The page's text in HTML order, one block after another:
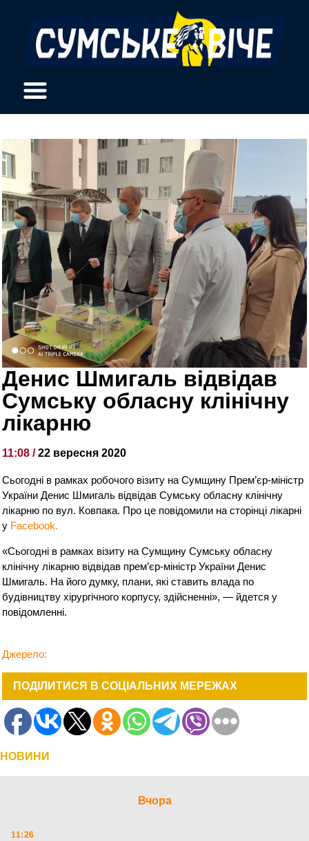
Денис Шмигаль відвідав
Сумську обласну клінічну
лікарню
11:08 /22 вересня 2020
Сьогодні в рамках робочого візиту на Сумщину Прем’єр-міністр
України Денис Шмигаль відвідав Сумську обласну клінічну
лікарню по вул. Ковпака. Про це повідомили на сторінці лікарні
у Facebook.
«Сьогодні в рамках візиту на Сумщину Сумську обласну
клінічну лікарню відвідав прем’єр-міністр України Денис
Шмигаль. На його думку, плани, які ставить влада по
будівництву хірургічного корпусу, здійсненні», — йдется у
повідомленні.
Джерело:
ПОДІЛИТИСЯ В СОЦІАЛЬНИХ МЕРЕЖАХ
НОВИНИ
Вчора
11:26